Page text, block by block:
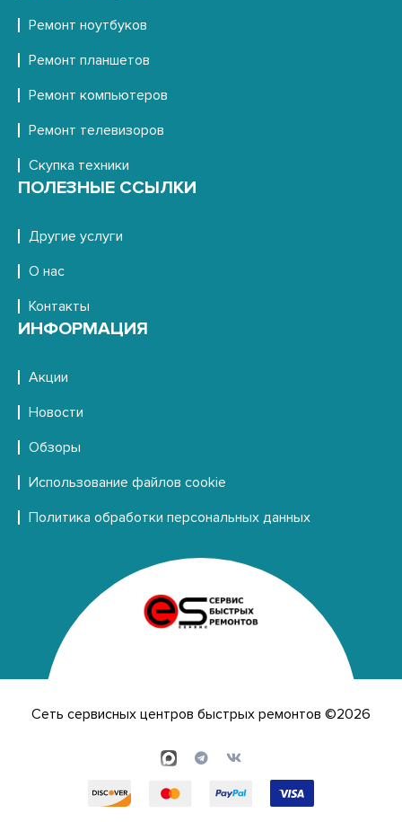
Ремонт ноутбуков
Ремонт планшетов
Ремонт компьютеров
Ремонт телевизоров
Скупка техники
ПОЛЕЗНЫЕ ССЫЛКИ
Другие услуги
О нас
Контакты
ИНФОРМАЦИЯ
Акции
Новости
Обзоры
Использование файлов cookie
Политика обработки персональных данных
Сеть сервисных центров быстрых ремонтов ©2026